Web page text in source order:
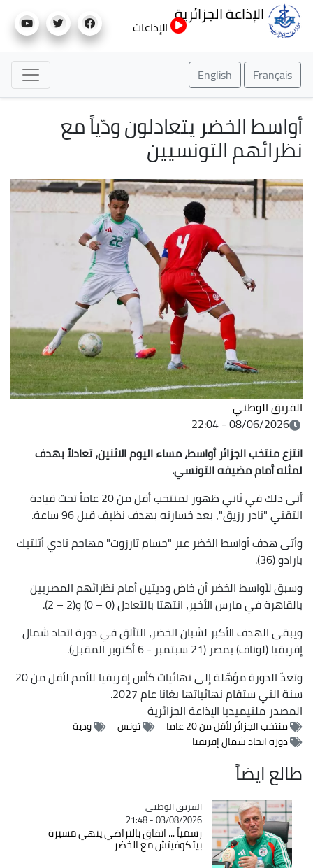
إلى
الإذاعة الجزائرية
الإذاعات
Français
English
أواسط الخضر يتعادلون ودّياً مع
نظرائهم التونسيين
الفريق الوطني
08/06/2026 - 22:04
انتزع منتخب الجزائر أواسط، مساء اليوم الاثنين، تعادلاً بهدف
لمثله أمام مضيفه التونسي.
أتى ذلك في ثاني ظهور لمنتخب أقل من 20 عاماً تحت قيادة
التقني "نادر رزيق"، بعد خسارته بهدف نظيف قبل 96 ساعة.
وأتى هدف أواسط الخضر عبر "حسام تارزوت" مهاجم نادي أتلتيك
بارادو (36).
وسبق لأواسط الخضر أن خاض وديتين أمام نظرائهم المصريين
بالقاهرة في مارس الأخير، انتهتا بالتعادل (0 – 0) و(2 – 2).
ويبقى الهدف الأكبر لشبان الخضر، التألق في دورة اتحاد شمال
إفريقيا (لوناف) بمصر (21 سبتمبر - 6 أكتوبر المقبل).
وتعدّ الدورة مؤهّلة إلى نهائيات كأس إفريقيا للأمم لأقل من 20
سنة التي ستقام نهائياتها بغانا عام 2027.
المصدرملتيميديا الإذاعة الجزائرية
منتخب الجزائر لأقل من 20 عاما تونس
ودية
دورة اتحاد شمال إفريقيا
طالع ايضاً
Catégorie
الفريق الوطني
03/08/2026 - 21:48
رسمياً ... اتفاق بالتراضي ينهي مسيرة
بيتكوفيتش مع الخضر